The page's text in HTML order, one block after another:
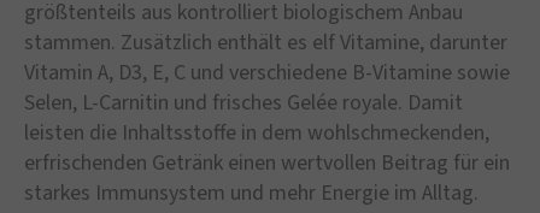
größtenteils aus kontrolliert biologischem Anbau
stammen. Zusätzlich enthält es elf Vitamine, darunter
Vitamin A, D3, E, C und verschiedene B-Vitamine sowie
Selen, L-Carnitin und frisches Gelée royale. Damit
leisten die Inhaltsstoffe in dem wohlschmeckenden,
erfrischenden Getränk einen wertvollen Beitrag für ein
starkes Immunsystem und mehr Energie im Alltag.